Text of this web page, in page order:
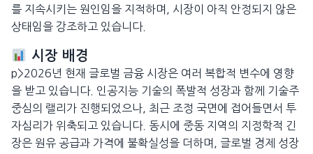
를 지속시키는 원인임을 지적하며, 시장이 아직 안정되지 않은
상태임을 강조하고 있습니다.
시장 배경
p>2026년 현재 글로벌 금융 시장은 여러 복합적 변수에 영향
을 받고 있습니다. 인공지능 기술의 폭발적 성장과 함께 기술주
중심의 랠리가 진행되었으나, 최근 조정 국면에 접어들면서 투
자심리가 위축되고 있습니다. 동시에 중동 지역의 지정학적 긴
장은 원유 공급과 가격에 불확실성을 더하며, 글로벌 경제 성장